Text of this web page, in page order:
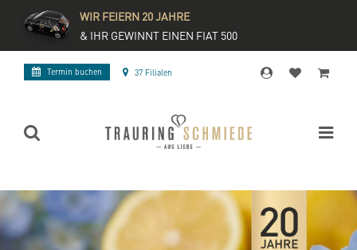
WIR FEIERN 20 JAHRE
& IHR GEWINNT EINEN FIAT 500
Termin buchen 37 Filialen